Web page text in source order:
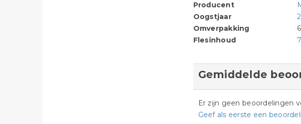
Producent
Oogstjaar
Omverpakking
Flesinhoud
Gemiddelde
Er zijn geen beoordelingen
Geef als eerste een